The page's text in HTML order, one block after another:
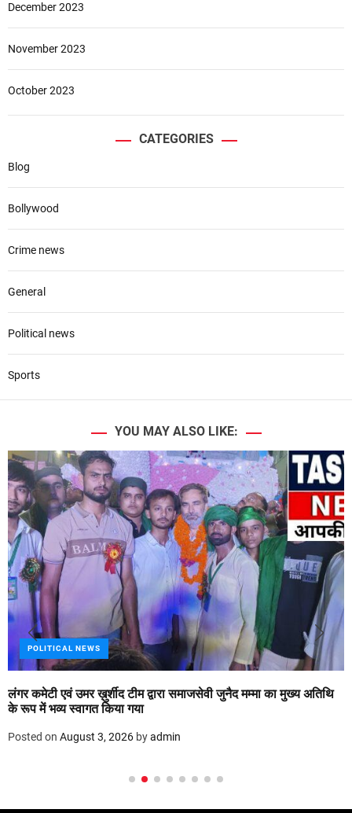
December 2023
November 2023
October 2023
CATEGORIES
Blog
Bollywood
Crime news
General
Political news
Sports
YOU MAY ALSO LIKE:
POLITICAL NEWS
लंगर कमेटी एवं उमर ख़ुर्शीद टीम द्वारा समाजसेवी जुनैद मम्मा का मुख्य अतिथि
के रूप में भव्य स्वागत किया गया
Posted on August 3, 2026 byadmin